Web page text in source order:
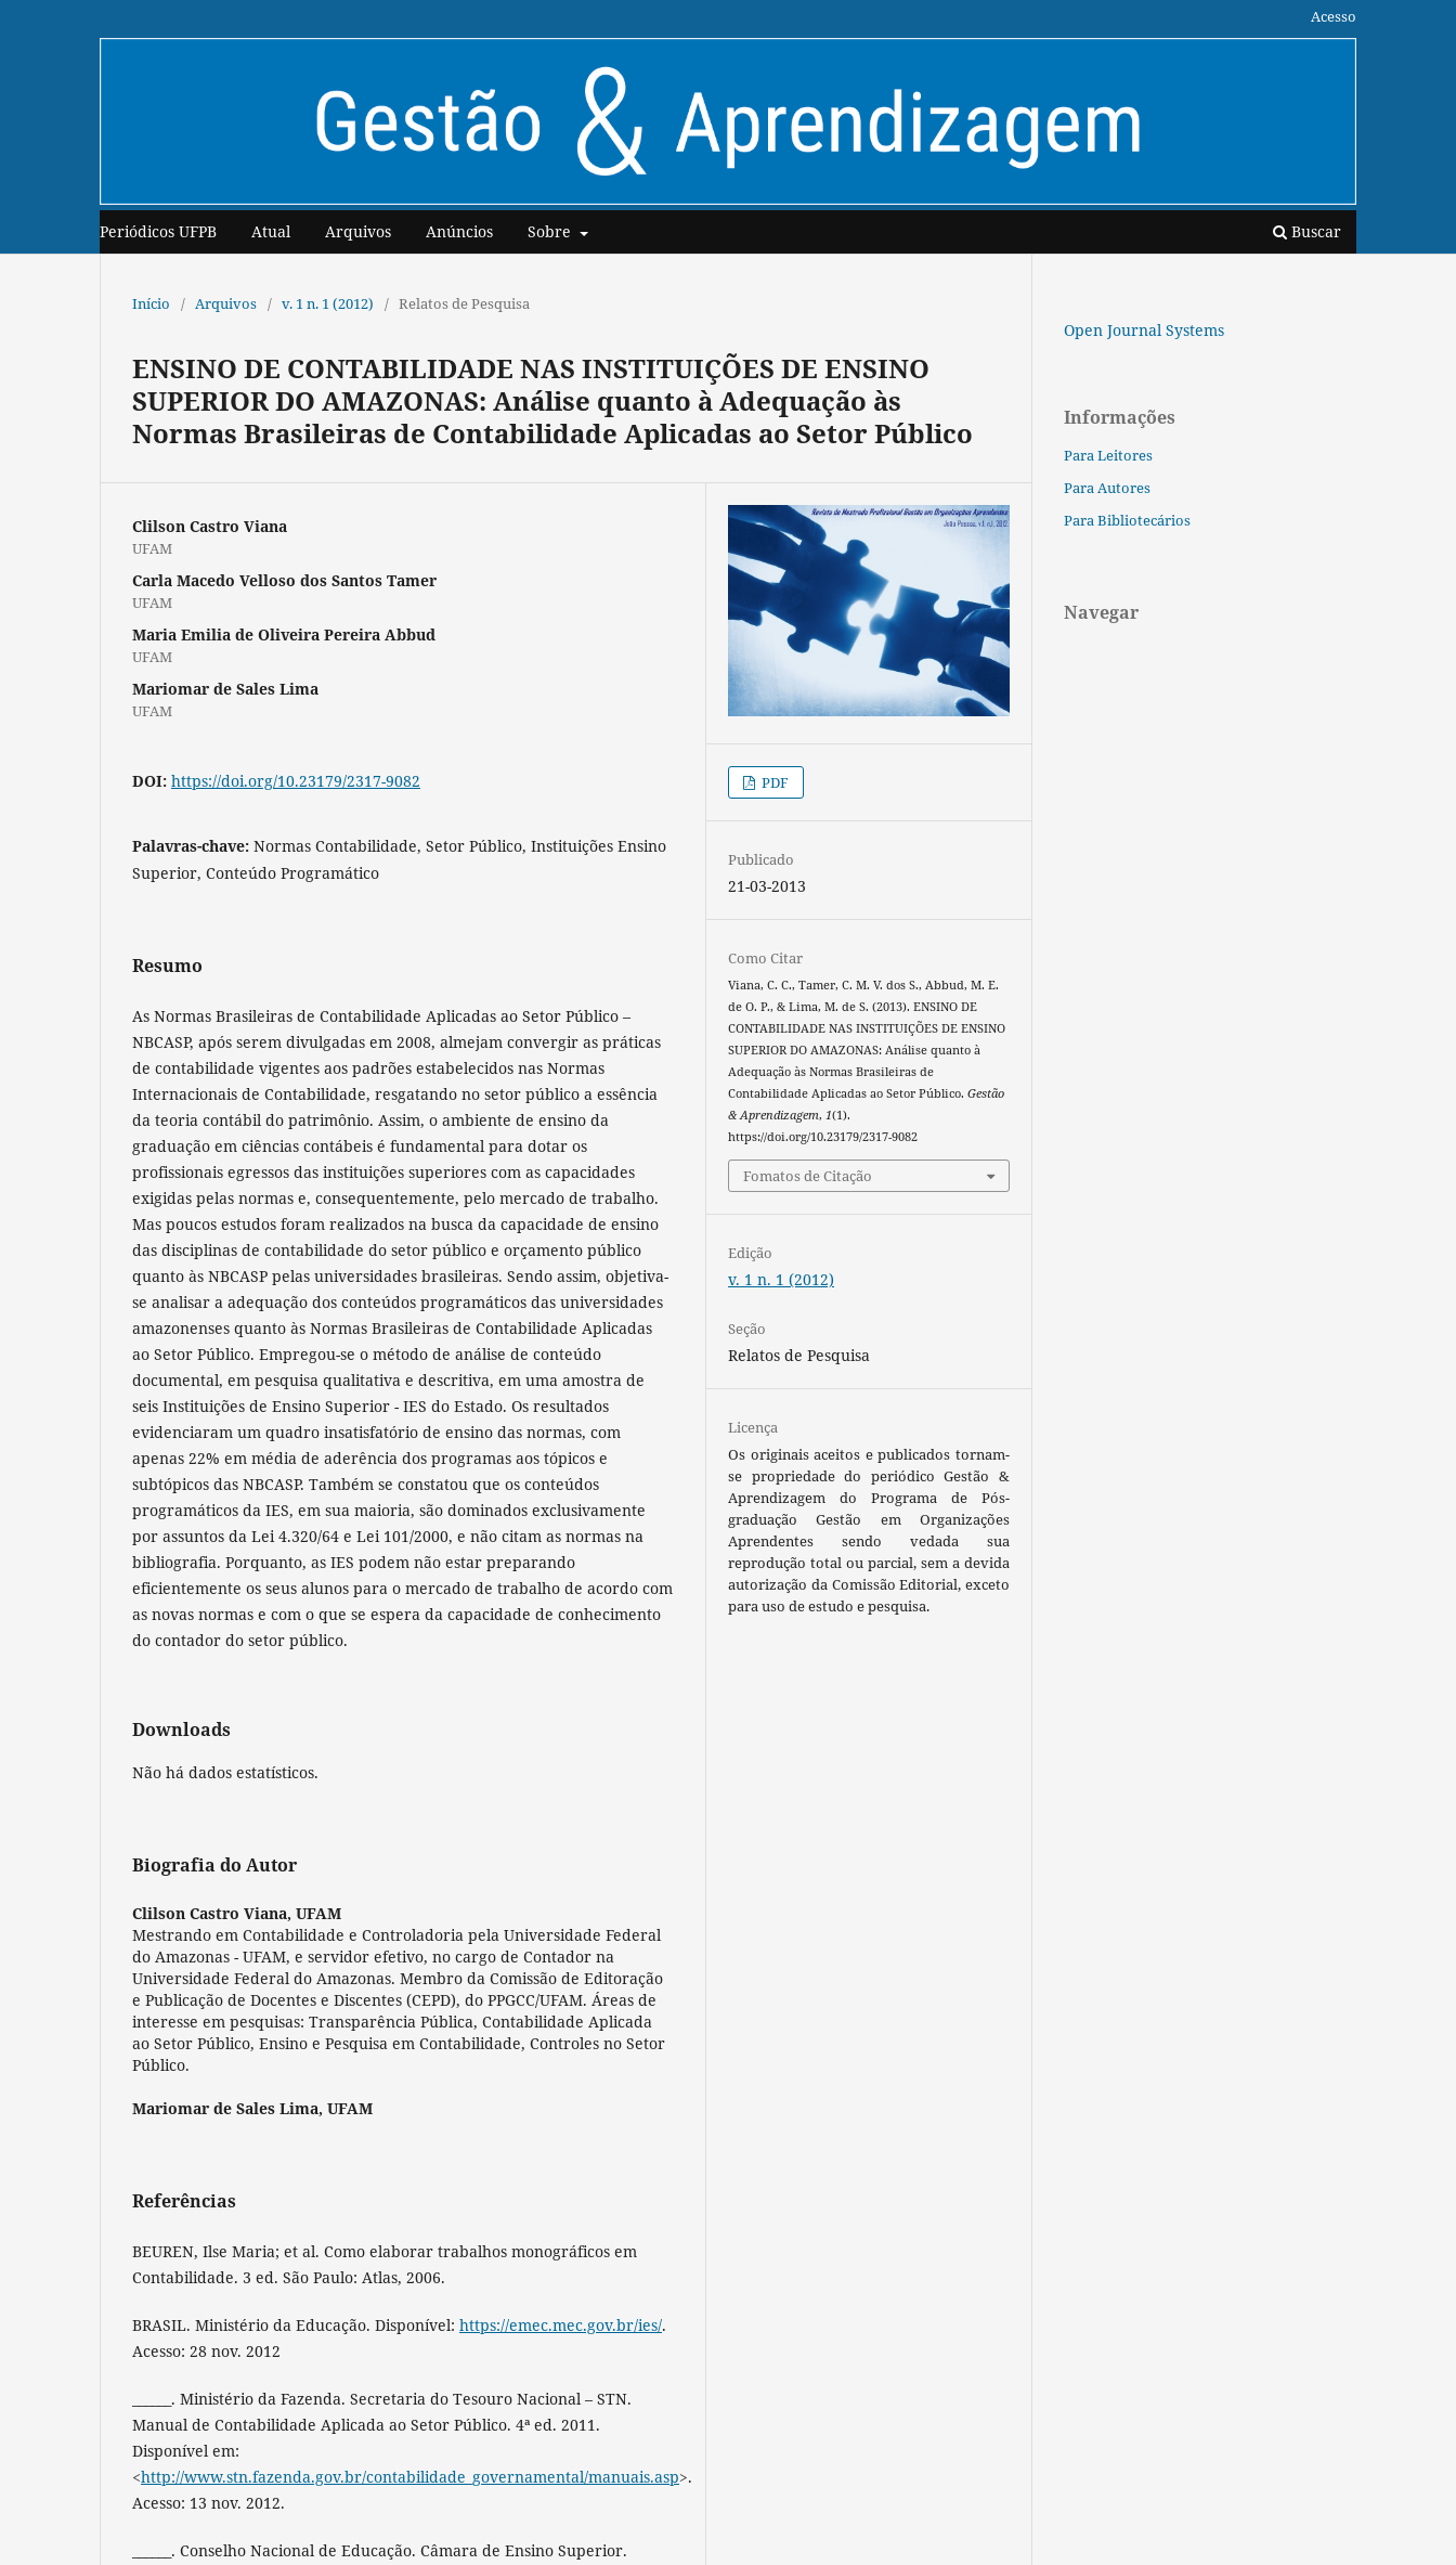
Periódicos UFPB Atual Arquivos Anúncios Sobre Buscar
Acesso
Início / Arquivos / v. 1 n. 1 (2012) / Relatos de Pesquisa
ENSINO DE CONTABILIDADE NAS INSTITUIÇÕES DE ENSINO
SUPERIOR DO AMAZONAS: Análise quanto à Adequação às
Normas Brasileiras de Contabilidade Aplicadas ao Setor Público
Clilson Castro Viana
UFAM
Carla Macedo Velloso dos Santos Tamer
UFAM
Maria Emilia de Oliveira Pereira Abbud
UFAM
Mariomar de Sales Lima
UFAM
DOI: https://doi.org/10.23179/2317-9082
Palavras-chave: Normas Contabilidade, Setor Público, Instituições Ensino
Superior, Conteúdo Programático
Resumo
As Normas Brasileiras de Contabilidade Aplicadas ao Setor Público –
NBCASP, após serem divulgadas em 2008, almejam convergir as práticas
de contabilidade vigentes aos padrões estabelecidos nas Normas
Internacionais de Contabilidade, resgatando no setor público a essência
da teoria contábil do patrimônio. Assim, o ambiente de ensino da
graduação em ciências contábeis é fundamental para dotar os
profissionais egressos das instituições superiores com as capacidades
exigidas pelas normas e, consequentemente, pelo mercado de trabalho.
Mas poucos estudos foram realizados na busca da capacidade de ensino
das disciplinas de contabilidade do setor público e orçamento público
quanto às NBCASP pelas universidades brasileiras. Sendo assim, objetiva-
se analisar a adequação dos conteúdos programáticos das universidades
amazonenses quanto às Normas Brasileiras de Contabilidade Aplicadas
ao Setor Público. Empregou-se o método de análise de conteúdo
documental, em pesquisa qualitativa e descritiva, em uma amostra de
seis Instituições de Ensino Superior - IES do Estado. Os resultados
evidenciaram um quadro insatisfatório de ensino das normas, com
apenas 22% em média de aderência dos programas aos tópicos e
subtópicos das NBCASP. Também se constatou que os conteúdos
programáticos da IES, em sua maioria, são dominados exclusivamente
por assuntos da Lei 4.320/64 e Lei 101/2000, e não citam as normas na
bibliografia. Porquanto, as IES podem não estar preparando
eficientemente os seus alunos para o mercado de trabalho de acordo com
as novas normas e com o que se espera da capacidade de conhecimento
do contador do setor público.
Downloads
Não há dados estatísticos.
Biografia do Autor
Clilson Castro Viana, UFAM
Mestrando em Contabilidade e Controladoria pela Universidade Federal
do Amazonas - UFAM, e servidor efetivo, no cargo de Contador na
Universidade Federal do Amazonas. Membro da Comissão de Editoração
e Publicação de Docentes e Discentes (CEPD), do PPGCC/UFAM. Áreas de
interesse em pesquisas: Transparência Pública, Contabilidade Aplicada
ao Setor Público, Ensino e Pesquisa em Contabilidade, Controles no Setor
Público.
Mariomar de Sales Lima, UFAM
Referências
BEUREN, Ilse Maria; et al. Como elaborar trabalhos monográficos em
Contabilidade. 3 ed. São Paulo: Atlas, 2006.
BRASIL. Ministério da Educação. Disponível: https://emec.mec.gov.br/ies/.
Acesso: 28 nov. 2012
______. Ministério da Fazenda. Secretaria do Tesouro Nacional – STN.
Manual de Contabilidade Aplicada ao Setor Público. 4ª ed. 2011.
Disponível em:
<http://www.stn.fazenda.gov.br/contabilidade_governamental/manuais.asp>.
Acesso: 13 nov. 2012.
______. Conselho Nacional de Educação. Câmara de Ensino Superior.
PDF
Publicado
21-03-2013
Como Citar
Viana, C. C., Tamer, C. M. V. dos S., Abbud, M. E.
de O. P., & Lima, M. de S. (2013). ENSINO DE
CONTABILIDADE NAS INSTITUIÇÕES DE ENSINO
SUPERIOR DO AMAZONAS: Análise quanto à
Adequação às Normas Brasileiras de
Contabilidade Aplicadas ao Setor Público.Gestão
& Aprendizagem,1(1).
https://doi.org/10.23179/2317-9082
Fomatos de Citação
Edição
v. 1 n. 1 (2012)
Seção
Relatos de Pesquisa
Licença
Os originais aceitos e publicados tornam-
se propriedade do periódico Gestão &
Aprendizagem do Programa de Pós-
graduação Gestão em Organizações
Aprendentes sendo vedada sua
reprodução total ou parcial, sem a devida
autorização da Comissão Editorial, exceto
para uso de estudo e pesquisa.
Open Journal Systems
Informações
Para Leitores
Para Autores
Para Bibliotecários
Navegar